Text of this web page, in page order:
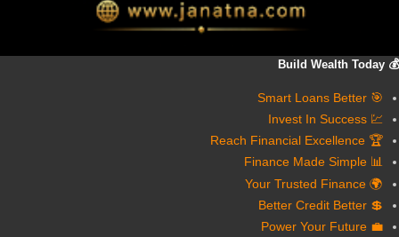
💰 Build Wealth Today
🎯 Smart Loans Better
💹 Invest In Success
🏆 Reach Financial Excellence
📊 Finance Made Simple
🌍 Your Trusted Finance
💲 Better Credit Better
💼 Power Your Future